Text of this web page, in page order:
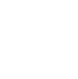
か所以上切りつけ
に起こした別の
有罪判決を受け
取り調べを受け
ると一転否認した
松地裁丸亀支部で
却され、それに対
おいて最高裁が
定。再審公判が